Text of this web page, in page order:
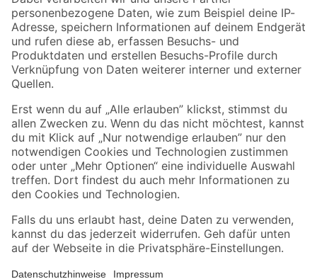
Zahlungsarten Versandarten
Sicher einkaufen
Jetzt die toom-App herunterladen
Alle Preisangaben in EUR inkl. gesetzl. MwSt.. Die dargestellten Angebote sind unter
Umständen nicht in allen Märkten verfügbar. Die angegebenen Verfügbarkeiten beziehen
Produkte nur solange der Vorrat reicht.